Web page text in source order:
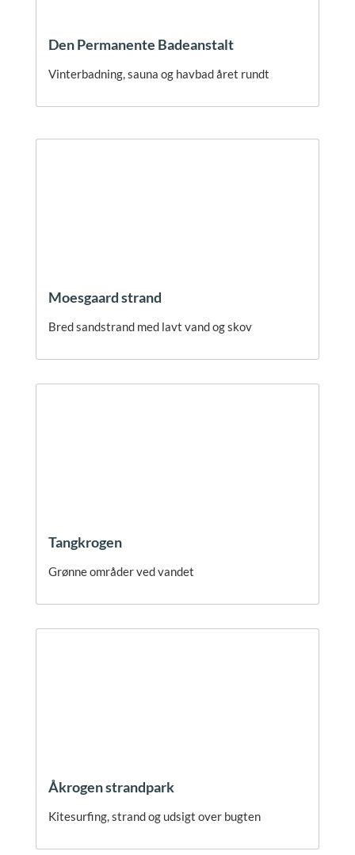
Den Permanente Badeanstalt
Vinterbadning, sauna og havbad året rundt
Moesgaard strand
Bred sandstrand med lavt vand og skov
Tangkrogen
Grønne områder ved vandet
Åkrogen strandpark
Kitesurfing, strand og udsigt over bugten